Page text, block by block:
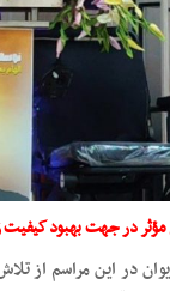
در جهت بهبود
در این مراسم از